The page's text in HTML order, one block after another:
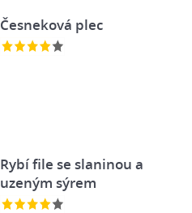
Česneková plec
Rybí file se slaninou a
uzeným sýrem